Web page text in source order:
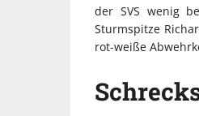
der SVS wenig
Sturmspitze
rot-weiße